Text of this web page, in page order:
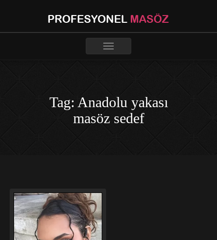
Toggle
Tag: Anadolu yakası
masöz sedef